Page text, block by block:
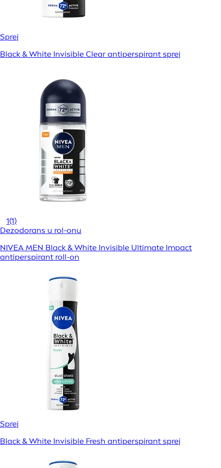
Sprej
Black & White Invisible Clear antiperspirant sprej
1(1)
Dezodorans u rol-onu
NIVEA MEN Black & White Invisible Ultimate Impact
antiperspirant roll-on
Sprej
Black & White Invisible Fresh antiperspirant sprej